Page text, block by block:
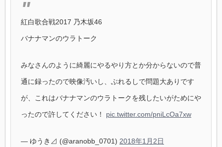
紅白歌合戦2017 乃木坂46
バナナマンのウラトーク
みなさんのように綺麗にやるやり方とか分からないので普
通に録ったので映像汚いし、ぶれるしで問題大ありです
が、これはバナナマンのウラトークを残したいがためにや
ったので許してください！ pic.twitter.com/pniLcOa7xw
— ゆうき⊿ (@aranobb_0701) 2018年1月2日